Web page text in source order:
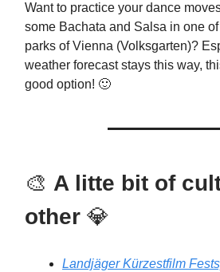
Want to practice your dance
some Bachata and Salsa in one of
parks of Vienna (Volksgarten)?
weather forecast stays this way,
good option! 🙂
🎨 A litte bit of
other 💎
Landjäger Kürzestfilm